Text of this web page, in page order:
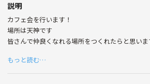
説明
カフェ会を行います！
場所は天神です
皆さんで仲良くなれる場所をつくれたらと思いま
もっと読む…